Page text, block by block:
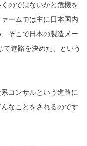
のではないかと危機を
ームでは主に日本国内
そこで日本の製造メー
て進路を決めた、という
コンサルという進路に
なことをされるのです